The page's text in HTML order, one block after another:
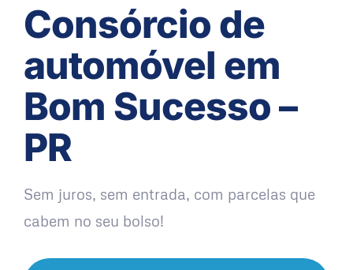
Consórcio de
automóvel em
Bom Sucesso –
PR
Sem juros, sem entrada, com parcelas que
cabem no seu bolso!